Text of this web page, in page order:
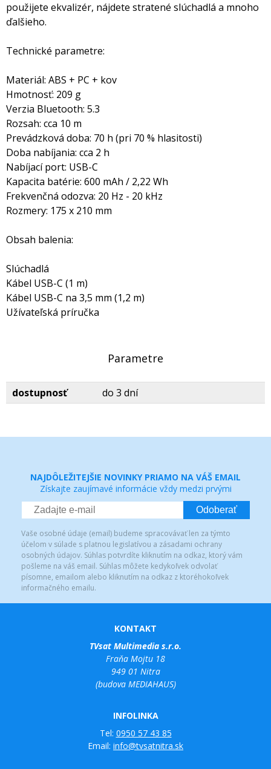
použijete ekvalizér, nájdete stratené slúchadlá a mnoho
ďalšieho.
Technické parametre:
Materiál: ABS + PC + kov
Hmotnosť: 209 g
Verzia Bluetooth: 5.3
Rozsah: cca 10 m
Prevádzková doba: 70 h (pri 70 % hlasitosti)
Doba nabíjania: cca 2 h
Nabíjací port: USB-C
Kapacita batérie: 600 mAh / 2,22 Wh
Frekvenčná odozva: 20 Hz - 20 kHz
Rozmery: 175 x 210 mm
Obsah balenia:
Slúchadlá
Kábel USB-C (1 m)
Kábel USB-C na 3,5 mm (1,2 m)
Užívateľská príručka
Parametre
dostupnosť do 3 dní
NAJDÔLEŽITEJŠIE NOVINKY PRIAMO NA VÁŠ EMAIL
Získajte zaujímavé informácie vždy medzi prvými
Odoberať
Vaše osobné údaje (email) budeme spracovávať len za týmto
účelom v súlade s platnou legislatívou a zásadami ochrany
osobných údajov. Súhlas potvrdíte kliknutím na odkaz, ktorý vám
pošleme na váš email. Súhlas môžete kedykoľvek odvolať
písomne, emailom alebo kliknutím na odkaz z ktoréhokoľvek
informačného emailu.
KONTAKT
TVsat Multimedia s.r.o.
Fraňa Mojtu 18
949 01 Nitra
(budova MEDIAHAUS)
INFOLINKA
Tel: 0950 57 43 85
Email: info@tvsatnitra.sk